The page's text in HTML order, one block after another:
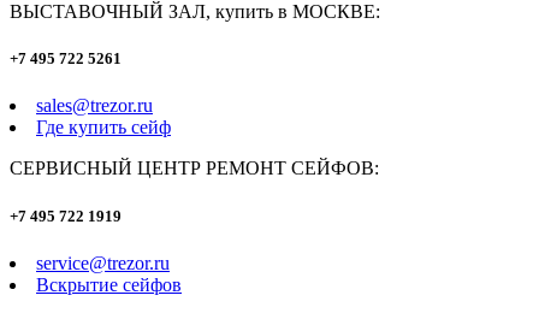
ВЫСТАВОЧНЫЙ ЗАЛ, купить в МОСКВЕ:
+7 495 722 5261
sales@trezor.ru
Где купить сейф
СЕРВИСНЫЙ ЦЕНТР РЕМОНТ СЕЙФОВ:
+7 495 722 1919
service@trezor.ru
Вскрытие сейфов